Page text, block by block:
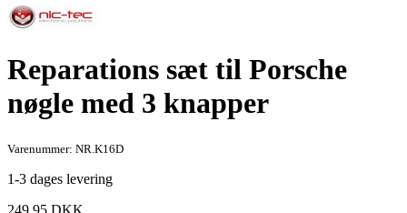
Reparations sæt til Porsche
nøgle med 3 knapper
Varenummer: NR.K16D
1-3 dages levering
249,95 DKK